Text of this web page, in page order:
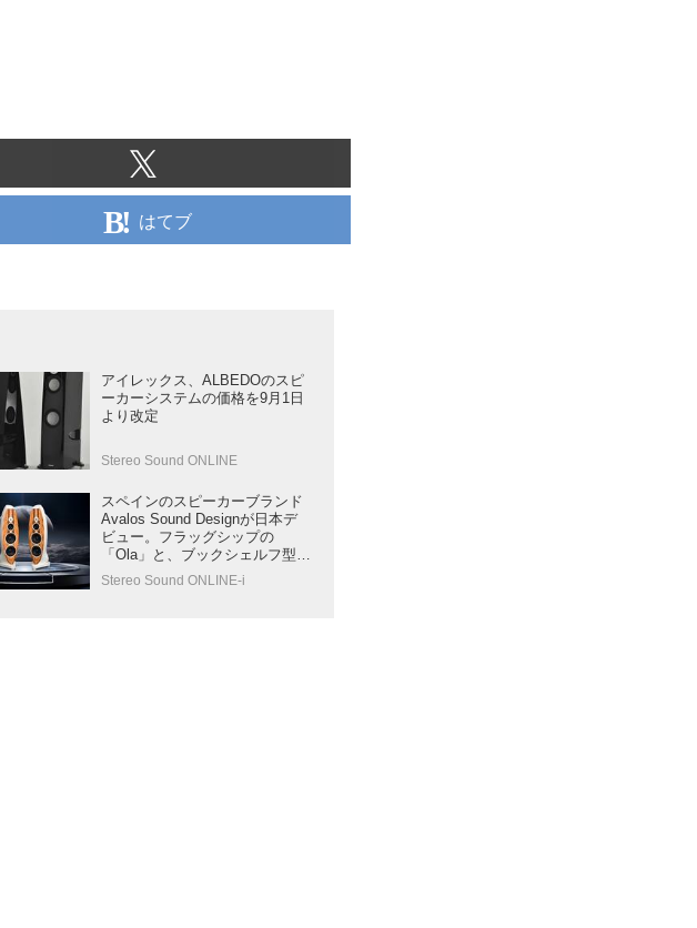
はてブ
アイレックス、ALBEDOのスピ
ーカーシステムの価格を9月1日
より改定
Stereo Sound ONLINE
スペインのスピーカーブランド
Avalos Sound Designが日本デ
ビュー。フラッグシップの
「Ola」と、ブックシェルフ型
「Brisa」の2モデルを展開
Stereo Sound ONLINE-i